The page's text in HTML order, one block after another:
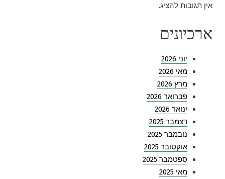
אין תגובות להציג.
ארכיונים
יוני 2026
מאי 2026
מרץ 2026
פברואר 2026
ינואר 2026
דצמבר 2025
נובמבר 2025
אוקטובר 2025
ספטמבר 2025
מאי 2025